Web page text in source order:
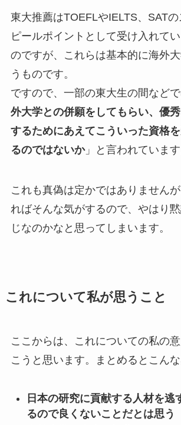
東大推薦はTOEFLやIELTS、SAT
ピールポイントとして受け入れて
のですが、これらは基本的に海外
うものです。
ですので、一部の東大生の間などで
外大学との併願をしてもらい、優
するためにあえてこういった資格
るのではないか」と言われています
これも真偽は定かではありません
ればそんな気がするので、やはり
じなのかなと思ってしまいます。
これについて私が思うこと
ここからは、これについての私の
こうと思います。まとめるとこんな
日本の研究に貢献する人材を逃
るので良くないことだとは思う